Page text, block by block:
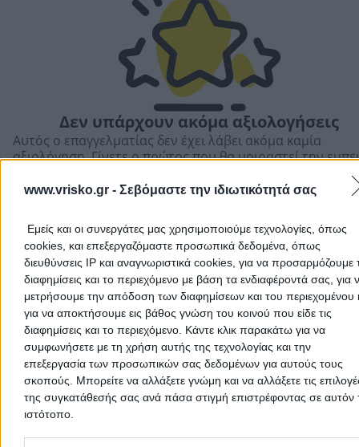
www.vrisko.gr - Σεβόμαστε την ιδιωτικότητά σας
Εμείς και οι συνεργάτες μας χρησιμοποιούμε τεχνολογίες, όπως
cookies, και επεξεργαζόμαστε προσωπικά δεδομένα, όπως
διευθύνσεις IP και αναγνωριστικά cookies, για να προσαρμόζουμε
διαφημίσεις και το περιεχόμενο με βάση τα ενδιαφέροντά σας, για
μετρήσουμε την απόδοση των διαφημίσεων και του περιεχομένου
για να αποκτήσουμε εις βάθος γνώση του κοινού που είδε τις
διαφημίσεις και το περιεχόμενο. Κάντε κλικ παρακάτω για να
συμφωνήσετε με τη χρήση αυτής της τεχνολογίας και την
επεξεργασία των προσωπικών σας δεδομένων για αυτούς τους
σκοπούς. Μπορείτε να αλλάξετε γνώμη και να αλλάξετε τις
της συγκατάθεσής σας ανά πάσα στιγμή επιστρέφοντας σε αυτόν
ιστότοπο.
Please note that this website/app uses one or more Google
Αποδέχομαι τουςΌρους Χρήσηςκαι τηνΠολιτική Προστασίας
Προσωπικών Δεδομένων
Ακύρωση
Δεν υπάρχουν ακόμα αξιολογήσεις
Αυτός ο επαγγελματίας δεν έχει λάβει ακόμα καμία
αξιολόγηση. Γίνετε ο πρώτος που θα μοιραστεί την
επιλογή!